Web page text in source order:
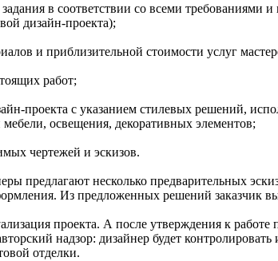
задания в соответствии со всеми
дизайн-проекта);
и приблизительной стоимости услуг
работ;
проекта с указанием стилевых решений,
мебели, освещения, декоративных элементов;
чертежей и эскизов.
предлагают несколько предварительных
Из предложенных решений заказчик
проекта. А после утверждения к работе
надзор: дизайнер будет контролировать
отделки.